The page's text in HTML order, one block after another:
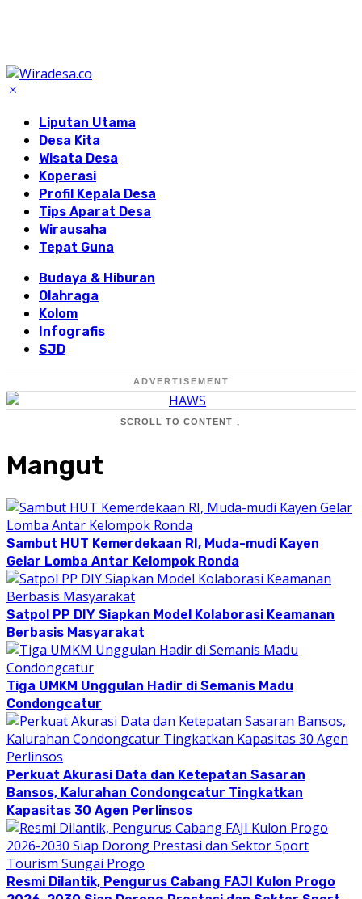
Liputan Utama
Desa Kita
Wisata Desa
Koperasi
Profil Kepala Desa
Tips Aparat Desa
Wirausaha
Tepat Guna
Budaya & Hiburan
Olahraga
Kolom
Infografis
SJD
ADVERTISEMENT
SCROLL TO CONTENT ↓
Mangut
Sambut HUT Kemerdekaan RI, Muda-mudi Kayen
Gelar Lomba Antar Kelompok Ronda
Satpol PP DIY Siapkan Model Kolaborasi Keamanan
Berbasis Masyarakat
Tiga UMKM Unggulan Hadir di Semanis Madu
Condongcatur
Perkuat Akurasi Data dan Ketepatan Sasaran
Bansos, Kalurahan Condongcatur Tingkatkan
Kapasitas 30 Agen Perlinsos
Resmi Dilantik, Pengurus Cabang FAJI Kulon Progo